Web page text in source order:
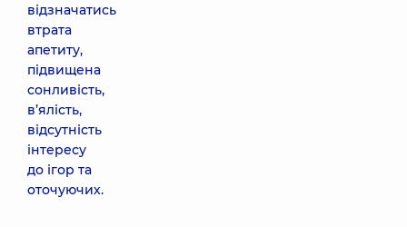
відзначатись
втрата
апетиту,
підвищена
сонливість,
в’ялість,
відсутність
інтересу
до ігор та
оточуючих.